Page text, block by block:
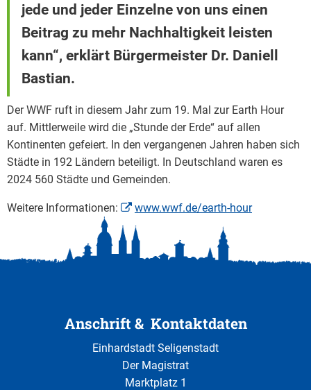
jede und jeder Einzelne von uns einen
Beitrag zu mehr Nachhaltigkeit leisten
kann“, erklärt Bürgermeister Dr. Daniell
Bastian.
Der WWF ruft in diesem Jahr zum 19. Mal zur Earth Hour
auf. Mittlerweile wird die „Stunde der Erde“ auf allen
Kontinenten gefeiert. In den vergangenen Jahren haben sich
Städte in 192 Ländern beteiligt. In Deutschland waren es
2024 560 Städte und Gemeinden.
Weitere Informationen: www.wwf.de/earth-hour
Anschrift & Kontaktdaten
Einhardstadt Seligenstadt
Der Magistrat
Marktplatz 1